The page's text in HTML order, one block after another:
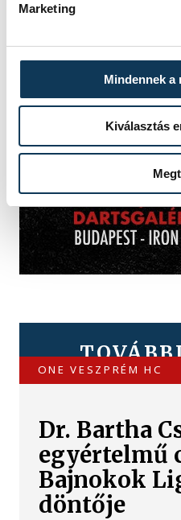
Marketing
Mindennek a
Kiválasztás
ONE VESZPRÉM HC
Dr. Bartha
egyértelmű
Bajnokok
döntője